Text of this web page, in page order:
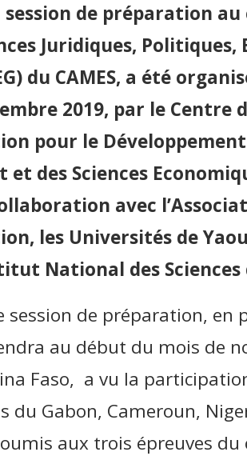
de préparation
Juridiques,
du CAMES, a été
2019, par le Centre
pour le Développement
et des Sciences
avec
les Universités de
National des Sciences
session de préparation, en
au début du mois de
Faso, a vu la
du Gabon, Cameroun,
aux trois épreuves